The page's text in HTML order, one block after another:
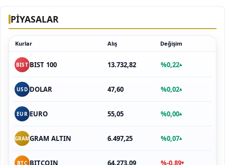
PİYASALAR
Kurlar Alış Değişim
BIST BIST 100 13.732,82 %0,22▴
USD DOLAR 47,60 %0,02▴
EUR EURO 55,05 %0,00▴
GRAMGRAM ALTIN 6.497,25 %0,07▴
BTC BITCOIN 64.273,09 %-0,89▾